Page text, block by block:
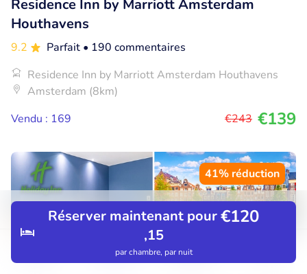
Rechercher Réservations
Réserver maintenant pour€120
,15
par chambre, par nuit
Residence Inn by Marriott Amsterdam
Houthavens
9.2 Parfait • 190 commentaires
Residence Inn by Marriott Amsterdam Houthavens
Amsterdam (8km)
Vendu : 169
€243 €139
41% réduction